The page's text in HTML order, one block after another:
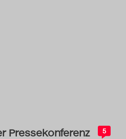
Pressekonferenz 5